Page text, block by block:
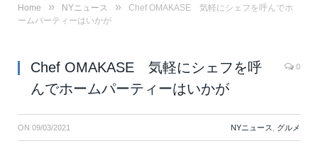
Home » NYニュース »
Chef OMAKASE 気軽にシェフを呼んでホ
ームパーティーはいかが
Chef OMAKASE 気軽にシェフを呼
んでホームパーティーはいかが
0
ON 09/03/2021 NYニュース グルメ